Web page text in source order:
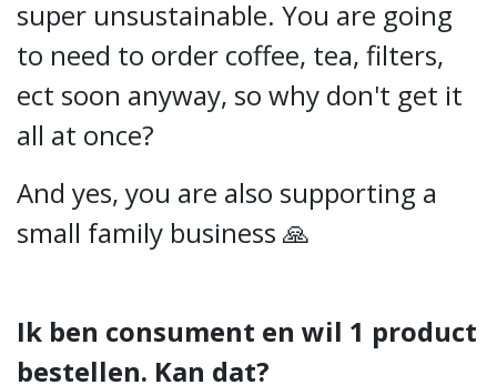
super unsustainable. You are going
to need to order coffee, tea, filters,
ect soon anyway, so why don't get it
all at once?
And yes, you are also supporting a
small family business 🙏
Ik ben consument en wil 1 product
bestellen. Kan dat?